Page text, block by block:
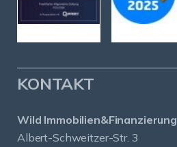
KONTAKT
Wild Immobilien&Finanzierung
Albert-Schweitzer-Str. 3